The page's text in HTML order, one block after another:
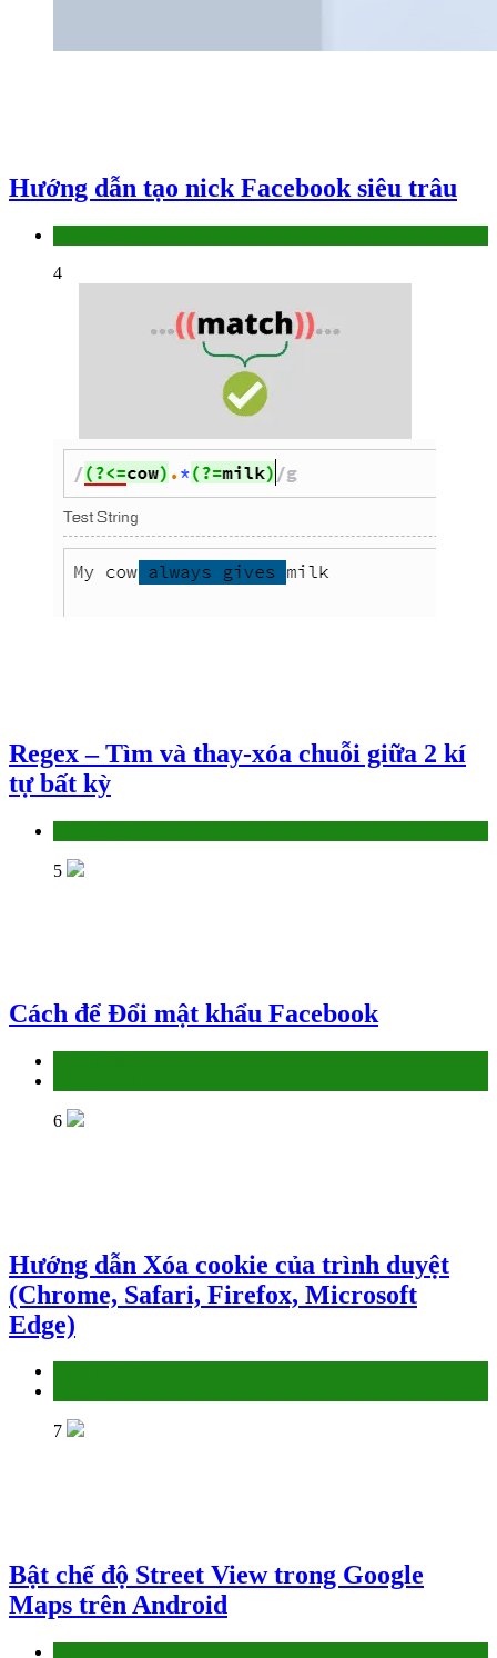
Hướng dẫn tạo nick Facebook siêu trâu
4
Regex – Tìm và thay-xóa chuỗi giữa 2 kí
tự bất kỳ
5
Cách để Đổi mật khẩu Facebook
6
Hướng dẫn Xóa cookie của trình duyệt
(Chrome, Safari, Firefox, Microsoft
Edge)
7
Bật chế độ Street View trong Google
Maps trên Android